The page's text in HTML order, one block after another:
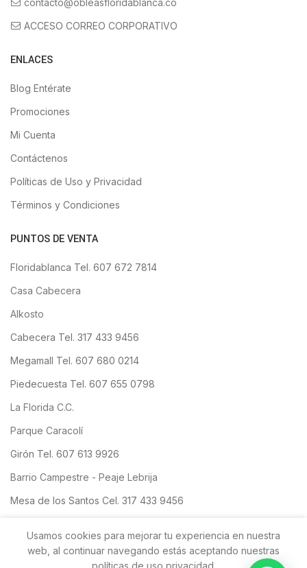
contacto@obleasfloridablanca.co
ACCESO CORREO CORPORATIVO
ENLACES
Blog Entérate
Promociones
Mi Cuenta
Contáctenos
Políticas de Uso y Privacidad
Términos y Condiciones
PUNTOS DE VENTA
Floridablanca Tel. 607 672 7814
Casa Cabecera
Alkosto
Cabecera Tel. 317 433 9456
Megamall Tel. 607 680 0214
Piedecuesta Tel. 607 655 0798
La Florida C.C.
Parque Caracolí
Girón Tel. 607 613 9926
Barrio Campestre - Peaje Lebrija
Mesa de los Santos Cel. 317 433 9456
Usamos cookies para mejorar tu experiencia en nuestra
web, al continuar navegando estás aceptando nuestras
políticas de uso privacidad.